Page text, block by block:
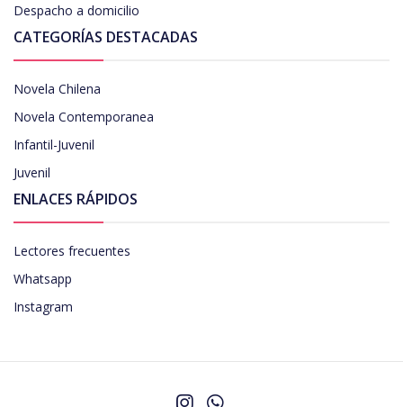
Despacho a domicilio
CATEGORÍAS DESTACADAS
Novela Chilena
Novela Contemporanea
Infantil-Juvenil
Juvenil
ENLACES RÁPIDOS
Lectores frecuentes
Whatsapp
Instagram